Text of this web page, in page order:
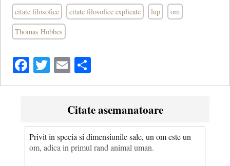
citate filosofice citate filosofice explicate lup om
Thomas Hobbes
Facebook
Twitter
Email
Citate asemanatoare
Privit in specia si dimensiunile sale, un om este un
om, adica in primul rand animal uman.